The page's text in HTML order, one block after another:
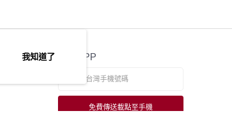
官方APP
免費傳送載點至手機
我知道了